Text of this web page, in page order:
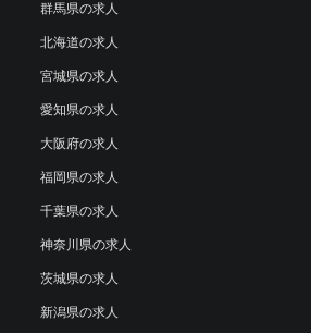
群馬県の求人
北海道の求人
宮城県の求人
愛知県の求人
大阪府の求人
福岡県の求人
千葉県の求人
神奈川県の求人
茨城県の求人
新潟県の求人